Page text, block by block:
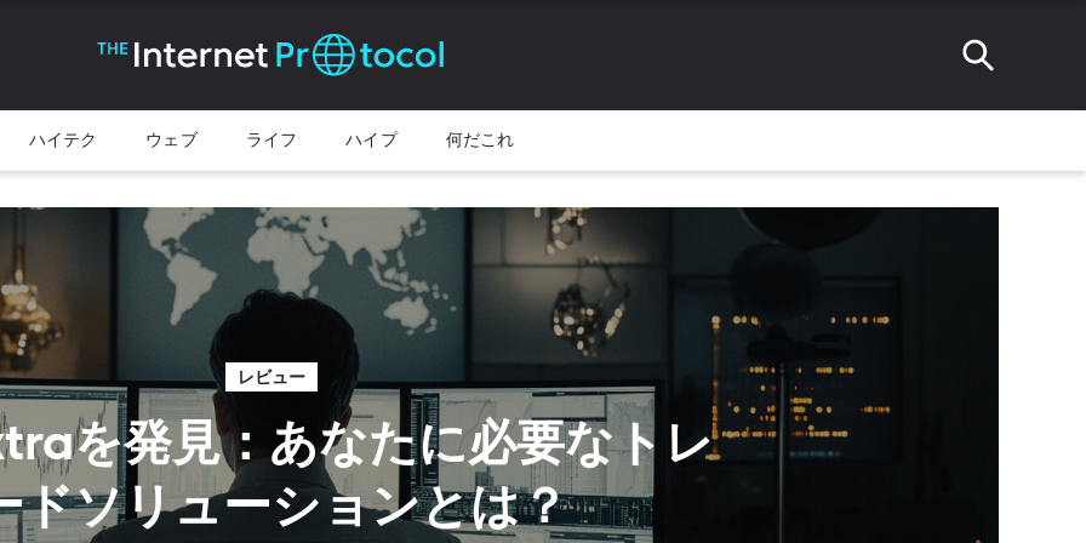
ハイテク ウェブ ライフ ハイプ 何だこれ
レビュー
を発見：あなたに必要なトレ
ドソリューションとは？